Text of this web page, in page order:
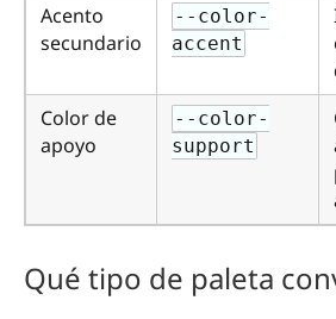
Acento
secundario
--color-
accent
Color de
apoyo
--color-
support
Qué tipo de paleta